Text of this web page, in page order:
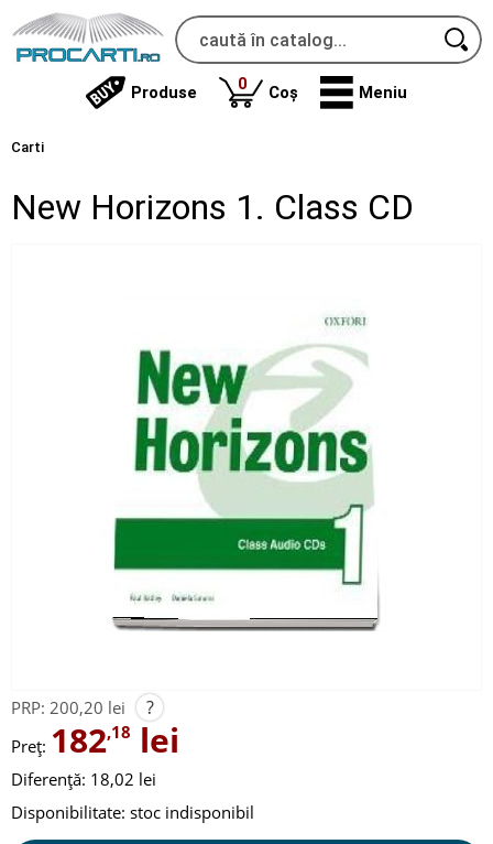
Produse 0produse
Coș Meniu
Carti
New Horizons 1. Class CD
PRP: 200,20 lei ?
Preț: 182,18 lei
Diferență: 18,02 lei
Disponibilitate: stoc indisponibil